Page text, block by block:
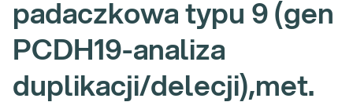
padaczkowa typu 9 (gen
PCDH19-analiza
duplikacji/delecji),met.